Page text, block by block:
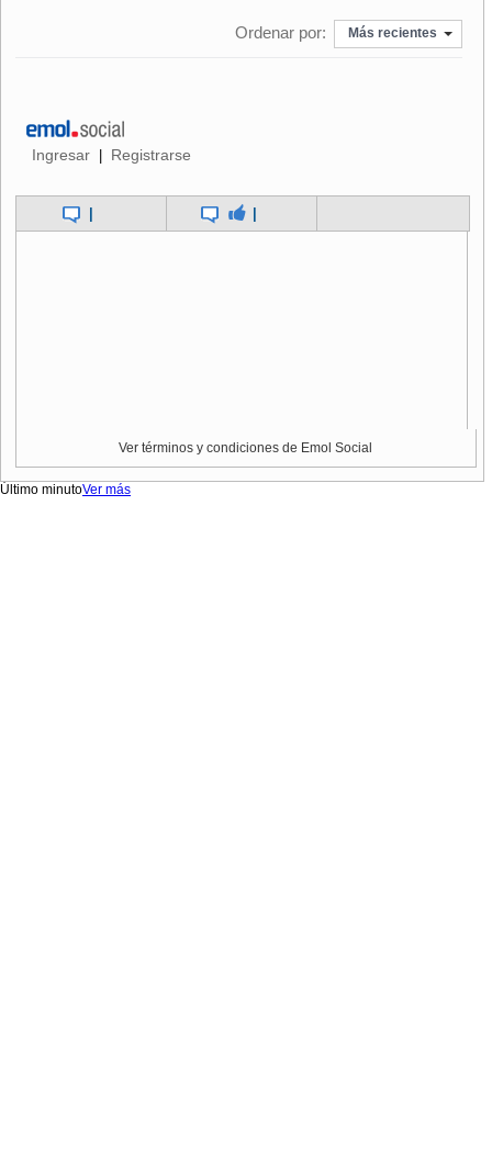
Ordenar por: Más recientes
Ingresar | Registrarse
| |
Ver términos y condiciones de Emol Social
Último minutoVer más